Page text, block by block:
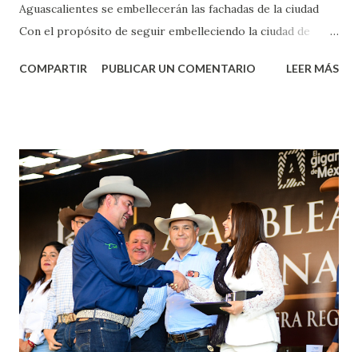
Aguascalientes se embellecerán las fachadas de la ciudad
Con el propósito de seguir embelleciendo la ciudad de
municipal, Leo Montañez dio inicio al programa
Corazón Urbano y el Municipio capital. Leo Montañez
informó que en este programa se usarán cerca de 90 mil
metros cuadrados de pintura, para dar inicio en la calle
Nieto, entre Jesús F. Elizondo y la calle 22 de Octubre, con
lo que se aplicará pintura en 66 casas. Posteriormente se
llevará este programa a Villas de Nuestra Señora de la
Asunción, Avenida Alameda y Decreto 27 de Septiembre, en
los edificios FOVISSSTE Ojo de Agua, en la comunidad
Norias de Paso Hondo y en los edificios de...
COMPARTIR PUBLICAR UN COMENTARIO LEER MÁS